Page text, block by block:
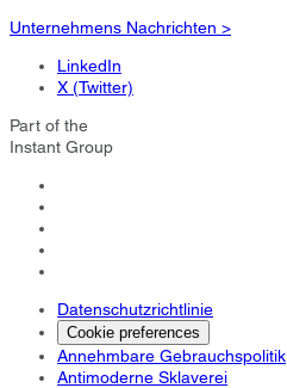
Unternehmens Nachrichten >
LinkedIn
X (Twitter)
Part of the
Instant Group
Datenschutzrichtlinie
Cookie preferences
Annehmbare Gebrauchspolitik
Antimoderne Sklaverei